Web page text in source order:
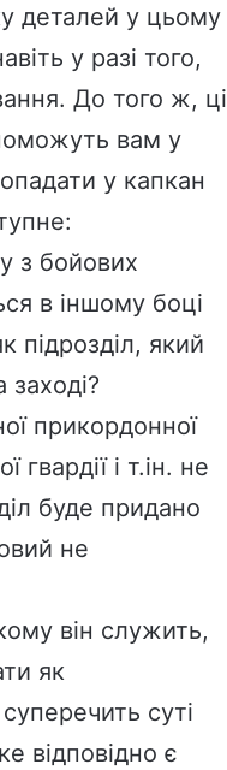
деталей у цьому
у разі того,
До того ж, ці
вам у
у капкан
з бойових
в іншому боці
підрозділ, який
прикордонної
і т.ін. не
буде придано
не
він служить,
як
суті
відповідно є